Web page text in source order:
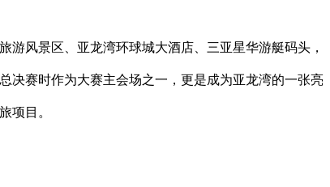
风景区、亚龙湾环球城大酒店、三亚星华游艇码头，
决赛时作为大赛主会场之一，更是成为亚龙湾的一张亮
项目。